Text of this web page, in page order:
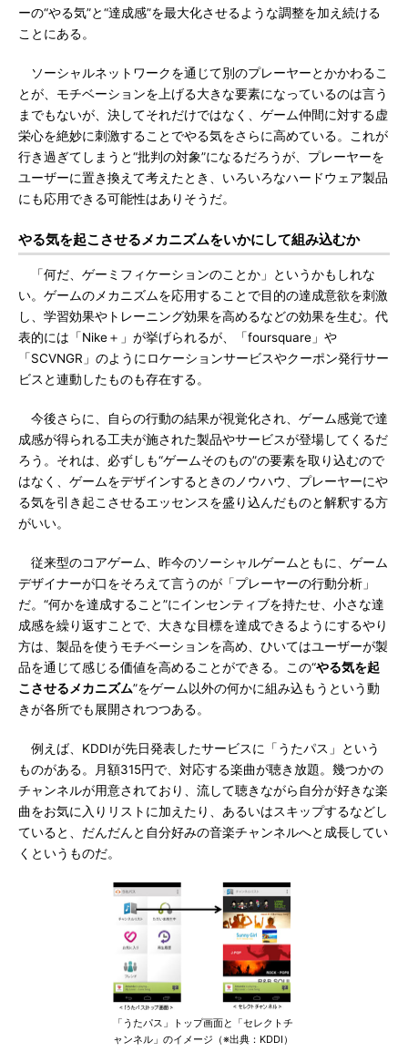
ーの“やる気”と“達成感”を最大化させるような調整を加え続ける
ことにある。
ソーシャルネットワークを通じて別のプレーヤーとかかわるこ
とが、モチベーションを上げる大きな要素になっているのは言う
までもないが、決してそれだけではなく、ゲーム仲間に対する虚
栄心を絶妙に刺激することでやる気をさらに高めている。これが
行き過ぎてしまうと“批判の対象”になるだろうが、プレーヤーを
ユーザーに置き換えて考えたとき、いろいろなハードウェア製品
にも応用できる可能性はありそうだ。
やる気を起こさせるメカニズムをいかにして組み込むか
「何だ、ゲーミフィケーションのことか」というかもしれな
い。ゲームのメカニズムを応用することで目的の達成意欲を刺激
し、学習効果やトレーニング効果を高めるなどの効果を生む。代
表的には「Nike＋」が挙げられるが、「foursquare」や
「SCVNGR」のようにロケーションサービスやクーポン発行サー
ビスと連動したものも存在する。
今後さらに、自らの行動の結果が視覚化され、ゲーム感覚で達
成感が得られる工夫が施された製品やサービスが登場してくるだ
ろう。それは、必ずしも“ゲームそのもの”の要素を取り込むので
はなく、ゲームをデザインするときのノウハウ、プレーヤーにや
る気を引き起こさせるエッセンスを盛り込んだものと解釈する方
がいい。
従来型のコアゲーム、昨今のソーシャルゲームともに、ゲーム
デザイナーが口をそろえて言うのが「プレーヤーの行動分析」
だ。“何かを達成すること”にインセンティブを持たせ、小さな達
成感を繰り返すことで、大きな目標を達成できるようにするやり
方は、製品を使うモチベーションを高め、ひいてはユーザーが製
品を通じて感じる価値を高めることができる。この“やる気を起
こさせるメカニズム”をゲーム以外の何かに組み込もうという動
きが各所でも展開されつつある。
例えば、KDDIが先日発表したサービスに「うたパス」という
ものがある。月額315円で、対応する楽曲が聴き放題。幾つかの
チャンネルが用意されており、流して聴きながら自分が好きな楽
曲をお気に入りリストに加えたり、あるいはスキップするなどし
ていると、だんだんと自分好みの音楽チャンネルへと成長してい
くというものだ。
「うたパス」トップ画面と「セレクトチ
ャンネル」のイメージ（※出典：KDDI）